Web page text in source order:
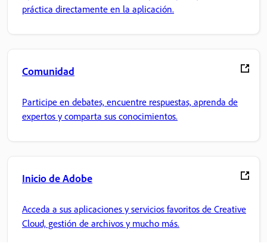
práctica directamente en la aplicación.
Comunidad
Participe en debates, encuentre respuestas, aprenda de
expertos y comparta sus conocimientos.
Inicio de Adobe
Acceda a sus aplicaciones y servicios favoritos de Creative
Cloud, gestión de archivos y mucho más.